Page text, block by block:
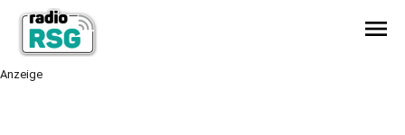
menu
Anzeige